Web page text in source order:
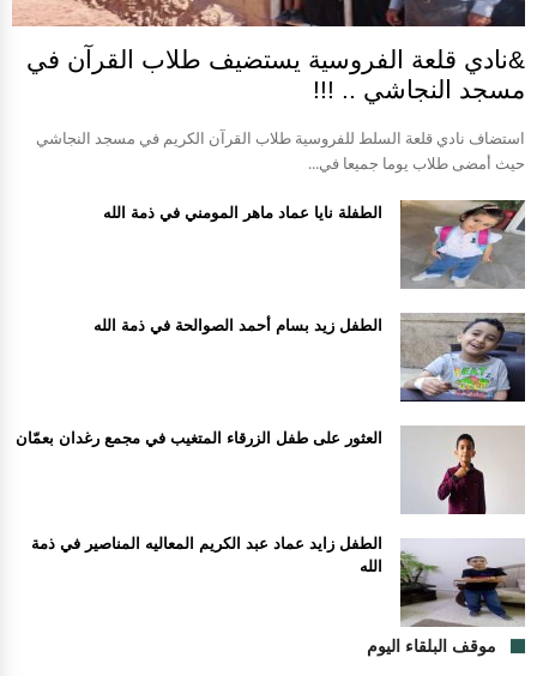
&نادي قلعة الفروسية يستضيف طلاب القرآن في
مسجد النجاشي .. !!!
استضاف نادي قلعة السلط للفروسية طلاب القرآن الكريم في مسجد النجاشي
حيث أمضى طلاب يوما جميعا في...
الطفلة نايا عماد ماهر المومني في ذمة الله
الطفل زيد بسام أحمد الصوالحة في ذمة الله
العثور على طفل الزرقاء المتغيب في مجمع رغدان بعمّان
الطفل زايد عماد عبد الكريم المعاليه المناصير في ذمة
الله
موقف البلقاء اليوم